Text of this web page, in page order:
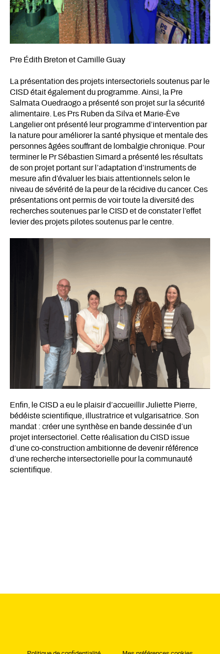
Pre Édith Breton et Camille Guay
La présentation des projets intersectoriels soutenus par le
CISD était également du programme. Ainsi, la Pre
Salmata Ouedraogo a présenté son projet sur la sécurité
alimentaire. Les Prs Ruben da Silva et Marie-Ève
Langelier ont présenté leur programme d’intervention par
la nature pour améliorer la santé physique et mentale des
personnes âgées souffrant de lombalgie chronique. Pour
terminer le Pr Sébastien Simard a présenté les résultats
de son projet portant sur l’adaptation d’instruments de
mesure afin d’évaluer les biais attentionnels selon le
niveau de sévérité de la peur de la récidive du cancer. Ces
présentations ont permis de voir toute la diversité des
recherches soutenues par le CISD et de constater l’effet
levier des projets pilotes soutenus par le centre.
Enfin, le CISD a eu le plaisir d’accueillir Juliette Pierre,
bédéiste scientifique, illustratrice et vulgarisatrice. Son
mandat : créer une synthèse en bande dessinée d’un
projet intersectoriel. Cette réalisation du CISD issue
d’une co-construction ambitionne de devenir référence
d’une recherche intersectorielle pour la communauté
scientifique.